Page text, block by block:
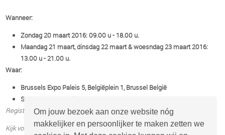
Om jouw bezoek aan onze website nóg
makkelijker en persoonlijker te maken zetten we
Wanneer:
Zondag 20 maart 2016: 09.00 u - 18.00 u.
Maandag 21 maart, dinsdag 22 maart & woesndag 23 maart 2016:
13.00 u - 21.00 u.
Waar:
Brussels Expo Paleis 5, Belgiëplein 1, Brussel België
Standnummer: Hal 5, 537
Registreren voor een beursbezoek,kijk hier.
Kijk voor meer informatie op www.service-station.be/nl.